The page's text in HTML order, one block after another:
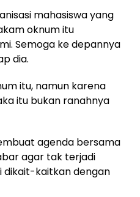
mahasiswa yang
oknum itu
Semoga ke depannya
dia.
itu, namun karena
itu bukan ranahnya
agenda bersama
agar tak terjadi
dikait-kaitkan dengan